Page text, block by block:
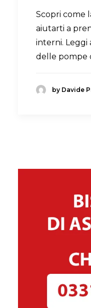
Scopri come
aiutarti a
interni. Leggi
delle pompe
by Davide